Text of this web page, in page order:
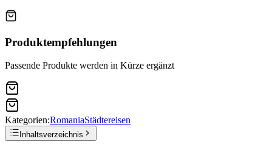
Produktempfehlungen
Passende Produkte werden in Kürze ergänzt
Kategorien:RomaniaStädtereisen
Inhaltsverzeichnis